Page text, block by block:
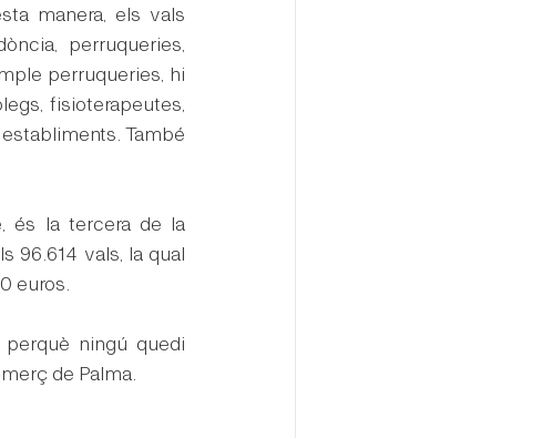
manera, els vals
perruqueries,
perruqueries, hi
fisioterapeutes,
També
és la tercera de la
96.614 vals, la qual
euros.
ningú quedi
de Palma.